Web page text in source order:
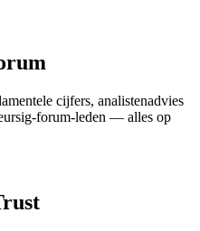
cijfers, analisten­advies
forum-leden — alles op